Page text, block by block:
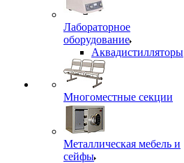
Лабораторное
оборудование
Аквадистилляторы
Многоместные секции
Металлическая мебель и
сейфы